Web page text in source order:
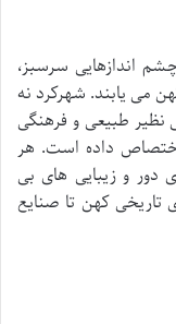
اندازهایی سرسبز،
می یابند. شهرکرد نه
نظیر طبیعی و فرهنگی
داده است. هر
دور و زیبایی های بی
تاریخی کهن تا صنایع